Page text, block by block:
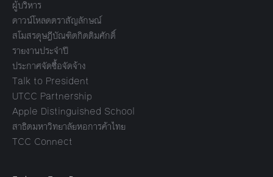
ผู้บริหาร
ดาวน์โหลดตราสัญลักษณ์
สโมสรดุษฎีบัณฑิตกิตติมศักดิ์
รายงานประจำปี
ประกาศจัดซื้อจัดจ้าง
Talk to President
UTCC Partnership
Apple Distinguished School
สาธิตมหาวิทยาลัยหอการค้าไทย
TCC Connect